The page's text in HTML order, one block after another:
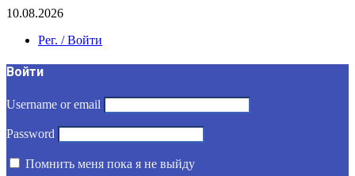
10.08.2026
Рег. / Войти
Войти
Username or email
Password
Помнить меня пока я не выйду